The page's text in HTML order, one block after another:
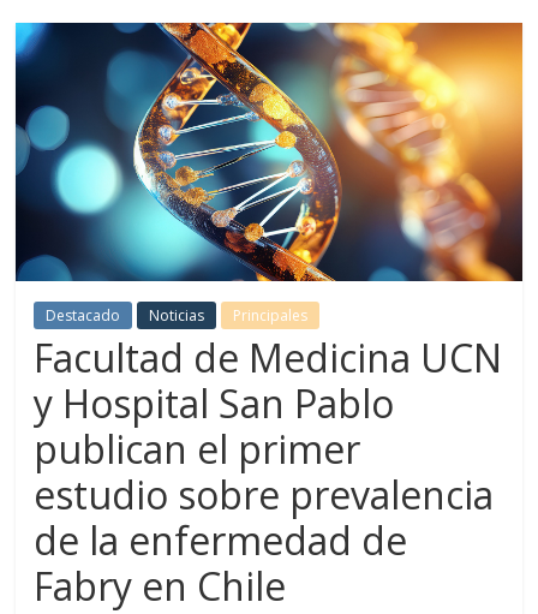
Destacado Noticias Principales
Facultad de Medicina UCN
y Hospital San Pablo
publican el primer
estudio sobre prevalencia
de la enfermedad de
Fabry en Chile